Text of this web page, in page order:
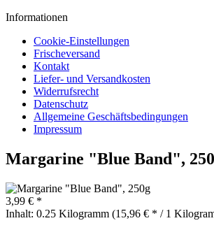
Informationen
Cookie-Einstellungen
Frischeversand
Kontakt
Liefer- und Versandkosten
Widerrufsrecht
Datenschutz
Allgemeine Geschäftsbedingungen
Impressum
Margarine "Blue Band",
3,99 € *
Inhalt: 0.25 Kilogramm (15,96 € * / 1